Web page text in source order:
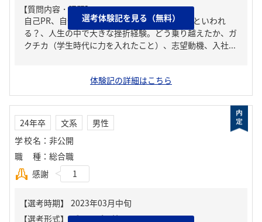
【質問内容・課題】
自己PR、自分の強み/弱み、周りからどんな人といわれ
る？、人生の中で大きな挫折経験。どう乗り越えたか、ガ
クチカ（学生時代に力を入れたこと）、志望動機、入社...
選考体験記を見る（無料）
体験記の詳細はこちら
24年卒 文系
男性
学校名 ： 非公開
職種 ： 総合職
感謝
1